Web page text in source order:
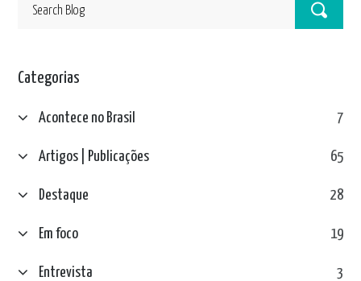
Categorias
Acontece no Brasil 7
Artigos | Publicações 65
Destaque 28
Em foco 19
Entrevista 3